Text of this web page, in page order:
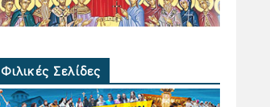
Φιλικές Σελίδες